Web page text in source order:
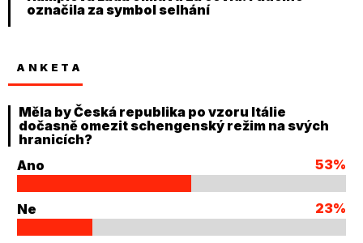
označila za symbol selhání
ANKETA
Měla by Česká republika po vzoru Itálie
dočasně omezit schengenský režim na svých
hranicích?
Ano
53%
Ne 23%